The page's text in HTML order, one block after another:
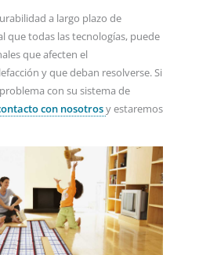
a largo plazo de
que todas las tecnologías, puede
que afecten el
y que deban resolverse. Si
con su sistema de
con nosotrosy estaremos